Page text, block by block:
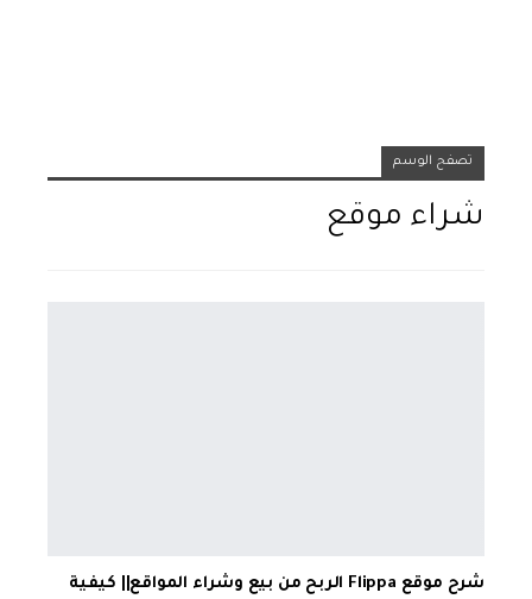
تصفح الوسم
شراء موقع
شرح موقع Flippa الربح من بيع وشراء المواقع|| كيفية